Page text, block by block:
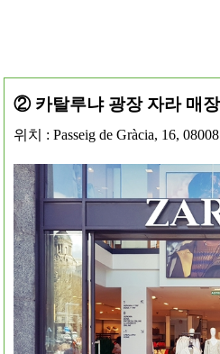
② 카탈루냐 광장 자라 매장
위치 : Passeig de Gràcia, 16,